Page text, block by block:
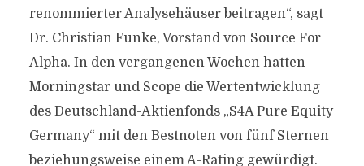
renommierter Analysehäuser beitragen“, sagt
Dr. Christian Funke, Vorstand von Source For
Alpha. In den vergangenen Wochen hatten
Morningstar und Scope die Wertentwicklung
des Deutschland-Aktienfonds „S4A Pure Equity
Germany“ mit den Bestnoten von fünf Sternen
beziehungsweise einem A-Rating gewürdigt.